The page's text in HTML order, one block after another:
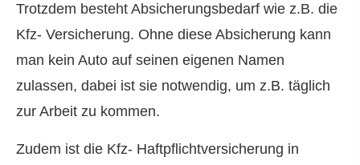
Trotzdem besteht Absicherungsbedarf wie z.B. die
Kfz- Versicherung. Ohne diese Absicherung kann
man kein Auto auf seinen eigenen Namen
zulassen, dabei ist sie notwendig, um z.B. täglich
zur Arbeit zu kommen.
Zudem ist die Kfz- Haft­pflichtversicherung in